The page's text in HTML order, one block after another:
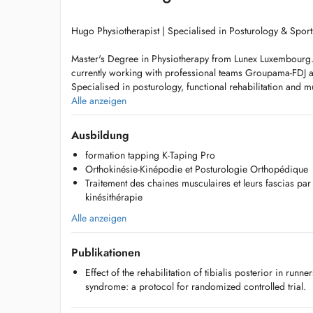
Hugo Physiotherapist | Specialised in Posturology &
Master's Degree in Physiotherapy from Lunex
currently working with professional teams Groupama-FDJ
Specialised in posturology, functional rehabilitation and
He also provides respiratory physiotherapy and
personalized care tailored to each patient's needs.
Ground floor practice Fully accessible for people with
Free street parking available nearby.
Bus stop just 30 metres away.
The Cloche d'Or Shopping Center can be reached in less
802, 23, 24, and 27).
The Luxembourg Central Station is accessible in less than
602, 612, and 18).
A unique setting: within a cryotherapy centre
The practice is based inside Cryopôle, a cryotherapy
Luxembourg. This unique setup allows for a combined
alongside cryotherapy protocols for comprehensive and
Alle anzeigen
Ausbildung
formation tapping K-Taping Pro
Orthokinésie-Kinépodie et Posturologie Orthopédique
Traitement des chaines musculaires et leurs fascias
kinésithérapie
Alle anzeigen
Publikationen
Effect of the rehabilitation of tibialis posterior in
syndrome: a protocol for randomized controlled trial.